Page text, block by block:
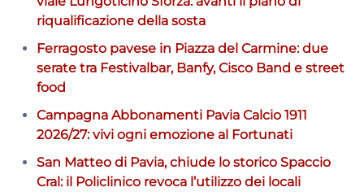
riqualificazione della sosta
Ferragosto pavese in Piazza del Carmine: due
serate tra Festivalbar, Banfy, Cisco Band e street
food
Campagna Abbonamenti Pavia Calcio 1911
2026/27: vivi ogni emozione al Fortunati
San Matteo di Pavia, chiude lo storico Spaccio
Cral: il Policlinico revoca l’utilizzo dei locali